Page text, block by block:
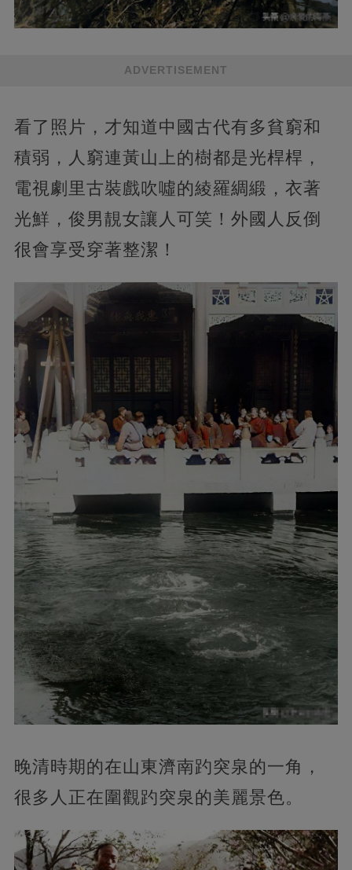
ADVERTISEMENT
看了照片，才知道中國古代有多貧窮和
積弱，人窮連黃山上的樹都是光桿桿，
電視劇里古裝戲吹噓的綾羅綢緞，衣著
光鮮，俊男靚女讓人可笑！外國人反倒
很會享受穿著整潔！
晚清時期的在山東濟南趵突泉的一角，
很多人正在圍觀趵突泉的美麗景色。